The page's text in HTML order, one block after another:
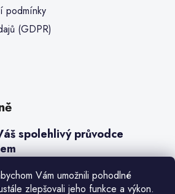
Vám umožnili pohodlné
zlepšovali jeho funkce a výkon.
podmínky
(GDPR)
spolehlivý průvodce
vaření